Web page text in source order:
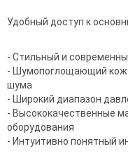
Удобный доступ к
- Стильный и
- Шумопоглощающий
шума
- Широкий диапазон
- Высококачественные
оборудования
- Интуитивно понятный